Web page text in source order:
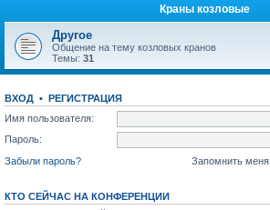
Краны козловые
Другое
Общение на тему козловых кранов
Темы: 31
ВХОД • РЕГИСТРАЦИЯ
Имя пользователя:
Пароль:
Забыли пароль?
Запомнить меня
КТО СЕЙЧАС НА КОНФЕРЕНЦИИ